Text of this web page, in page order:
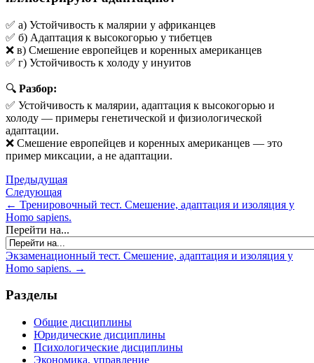
✅ а) Устойчивость к малярии у африканцев
✅ б) Адаптация к высокогорью у тибетцев
❌ в) Смешение европейцев и коренных американцев
✅ г) Устойчивость к холоду у инуитов
🔍 Разбор:
✅ Устойчивость к малярии, адаптация к высокогорью и
холоду — примеры генетической и физиологической
адаптации.
❌ Смешение европейцев и коренных американцев — это
пример миксации, а не адаптации.
Предыдущая
Следующая
← Тренировочный тест. Смешение, адаптация и изоляция у
Homo sapiens.
Перейти на...
Экзаменационный тест. Смешение, адаптация и изоляция у
Homo sapiens. →
Разделы
Общие дисциплины
Юридические дисциплины
Психологические дисциплины
Экономика, управление